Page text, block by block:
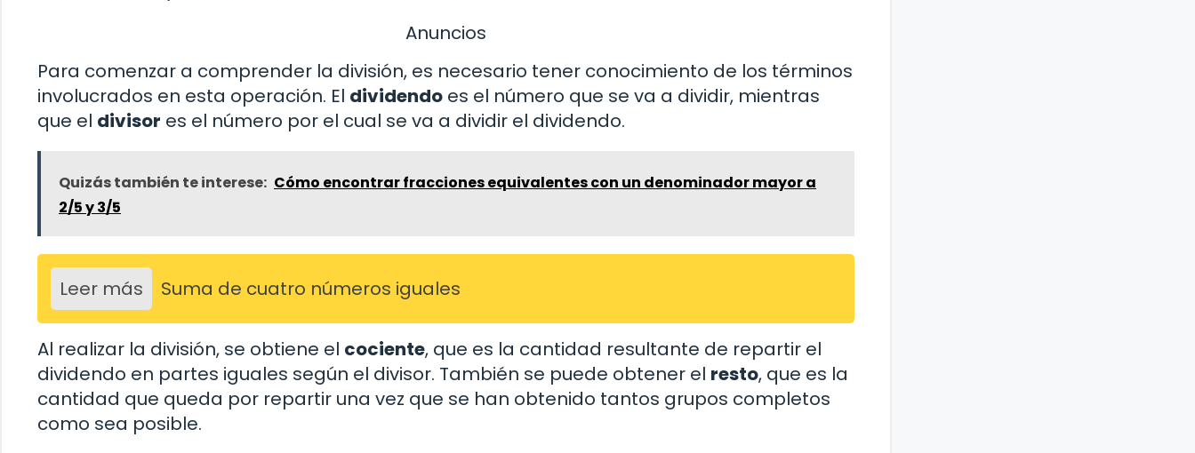
Anuncios
Para comenzar a comprender la división, es necesario tener conocimiento de los términos
involucrados en esta operación. El dividendo es el número que se va a dividir, mientras
que el divisor es el número por el cual se va a dividir el dividendo.
Quizás también te interese: Cómo encontrar fracciones equivalentes con un denominador mayor a
2/5 y 3/5
Leer más Suma de cuatro números iguales
Al realizar la división, se obtiene el cociente, que es la cantidad resultante de repartir el
dividendo en partes iguales según el divisor. También se puede obtener el resto, que es la
cantidad que queda por repartir una vez que se han obtenido tantos grupos completos
como sea posible.